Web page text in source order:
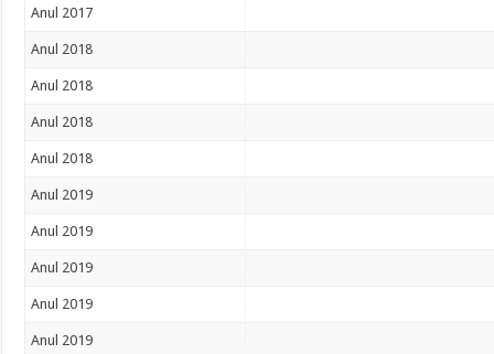
Anul 2017
Anul 2018
Anul 2018
Anul 2018
Anul 2018
Anul 2019
Anul 2019
Anul 2019
Anul 2019
Anul 2019